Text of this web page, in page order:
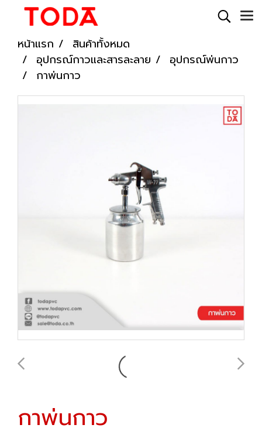
หน้าแรก
สินค้าทั้งหมด
อุปกรณ์กาวและสารละลาย
อุปกรณ์พ่นกาว
กาพ่นกาว
กาพ่นกาว